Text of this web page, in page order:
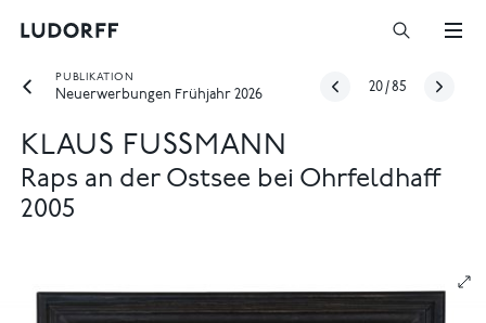
PUBLIKATION
Neuerwerbungen Frühjahr 2026
20 /85
KLAUS FUSSMANN
Raps an der Ostsee bei Ohrfeldhaff
2005